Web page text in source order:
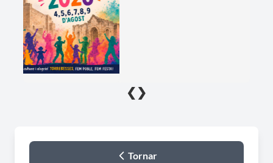
❮ ❯
Tornar